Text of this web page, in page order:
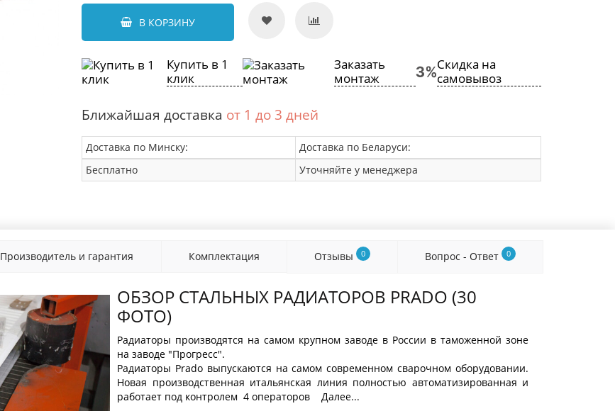
В КОРЗИНУ
Купить в 1
клик
Заказать
монтаж
Скидка на
самовывоз
Ближайшая доставка от 1 до 3 дней
Доставка по Минску:
Доставка по Беларуси:
Бесплатно
Уточняйте у менеджера
Производитель и гарантия Комплектация Отзывы 0 Вопрос - Ответ 0
ОБЗОР СТАЛЬНЫХ РАДИАТОРОВ PRADO (30
ФОТО)
Радиаторы производятся на самом крупном заводе в России в таможенной зоне
на заводе "Прогресс".
Радиаторы Prado выпускаются на самом современном сварочном оборудовании.
Новая производственная итальянская линия полностью автоматизированная и
работает под контролем 4 операторов Далее...